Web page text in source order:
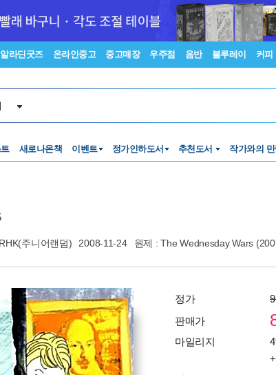
알라딘굿즈 온라인중고 중고매장 우주점 음반 블루레이 커피
새로나온책 이벤트 정가인하도서 추천도서 작가와의
주니어랜덤) 2008-11-24 원제 : The Wednesday Wars
정가
판매가
마일리지